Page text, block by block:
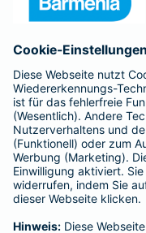
Barmenia